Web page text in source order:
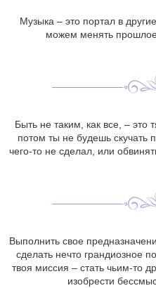
Музыка – это портал в
можем менять
Быть не таким, как все, – это
потом ты не будешь скучать
чего-то не сделал, или
Выполнить свое
сделать нечто грандиозное
твоя миссия – стать чьим-то
изобрести